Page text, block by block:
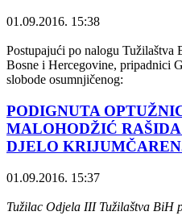
01.09.2016. 15:38
Postupajući po nalogu
Bosne i Hercegovine, pripadnici
slobode osumnjičenog:
PODIGNUTA
MALOHODŽIĆ
DJELO
01.09.2016. 15:37
Tužilac Odjela III Tužilaštva BiH